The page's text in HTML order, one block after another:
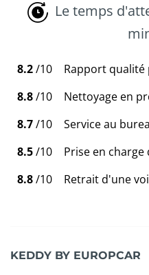
Le temps
8.2/10
Rapport qualité
8.8/10
Nettoyage en
8.7/10
Service au
8.5/10
Prise en charge
8.8/10 Retrait d'une
KEDDY BY EUROPCAR